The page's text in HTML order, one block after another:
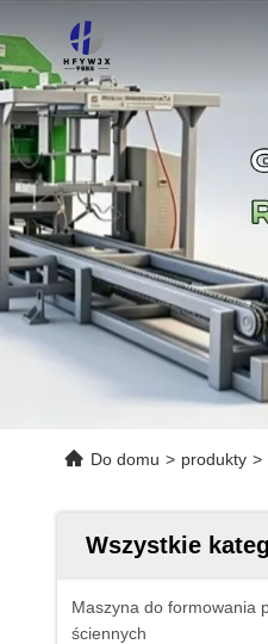
Do domu > produkty >
Wszystkie
Maszyna do formowania
ściennych